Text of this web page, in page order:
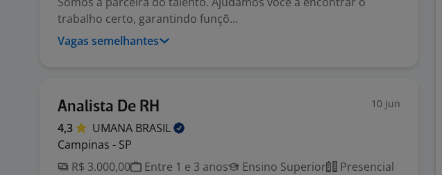
trabalho certo, garantindo funçõ...
Vagas semelhantes
Analista De RH 10 jun
4,3 UMANA BRASIL
Campinas - SP
R$ 3.000,00
Entre 1 e 3 anos Ensino Superior
Presencial